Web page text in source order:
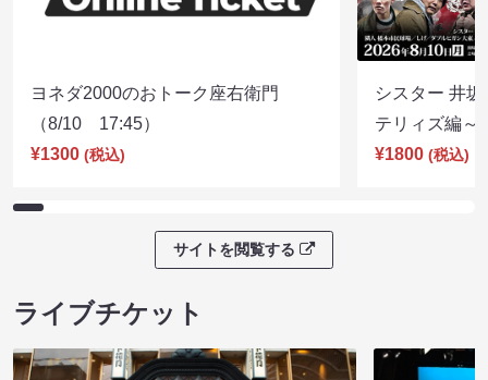
ヨネダ2000のおトーク座右衛門
（8/10 17:45）
¥1300 (税込)
シスター 井
テリィズ編
¥1800 (税込)
サイトを閲覧する
ライブチケット